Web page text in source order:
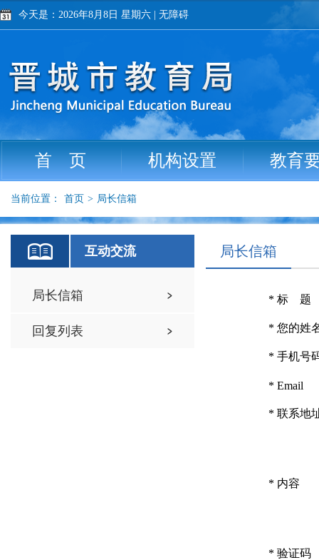
今天是：2026年8月8日 星期六 无障碍
首 页 机构设置 教育
当前位置： 首页 > 局长信箱
互动交流
局长信箱
回复列表
局长信箱
* 标 题
* 您的姓
* 手机号
* Email
* 联系地
* 内容
* 验证码